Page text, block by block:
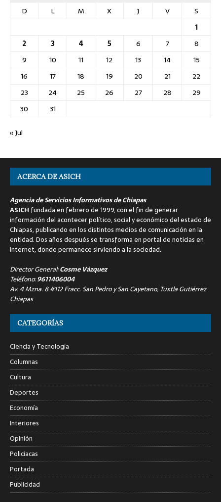
D
L M X J V
S
1
2
3 4 5 6 7
8
9
10 11 12 13 14
15
16
17 18 19 20 21
22
23
24 25 26 27 28
29
30
31
« Jul
ACERCA DE ASICH
Agencia de Servicios Informativos de Chiapas
ASICH fundada en febrero de 1999, con el fin de generar
información del acontecer político, social y económico del estado de
Chiapas, publicando en los distintos medios de comunicación en la
entidad. Dos años después se transforma en portal de noticias en
internet, donde permanece sirviendo a la sociedad.
Director General:Cosme Vázquez
Teléfono:9611406004
Av. 4 Mzna. 8 #112 Fracc. San Pedro y San Cayetano, Tuxtla Gutiérrez
Chiapas
CATEGORÍAS
Ciencia y Tecnología
Columnas
Cultura
Deportes
Economía
Interiores
Opinión
Policiacas
Portada
Publicidad